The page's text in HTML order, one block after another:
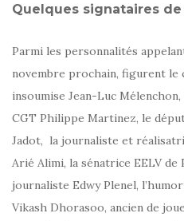
Quelques signataires
Parmi les personnalités
novembre prochain, figurent le
insoumise Jean-Luc
CGT Philippe Martinez, le
Jadot, la journaliste et
Arié Alimi, la sénatrice EELV de
journaliste Edwy Plenel,
Vikash Dhorasoo, ancien de